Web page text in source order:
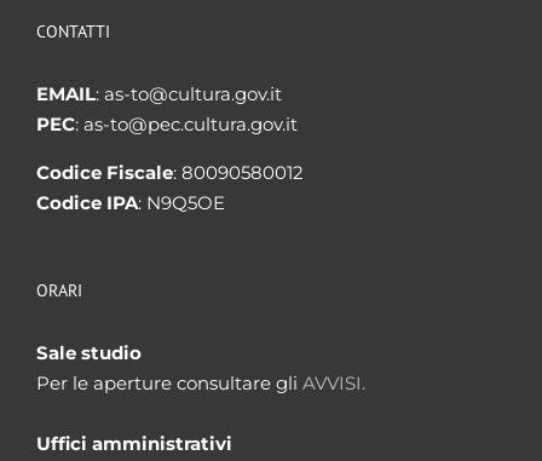
CONTATTI
EMAIL: as-to@cultura.gov.it
PEC: as-to@pec.cultura.gov.it
Codice Fiscale: 80090580012
Codice IPA: N9Q5OE
ORARI
Sale studio
Per le aperture consultare gli AVVISI.
Uffici amministrativi